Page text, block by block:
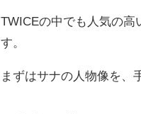
TWICEの中でも人気の高
す。
まずはサナの人物像を、